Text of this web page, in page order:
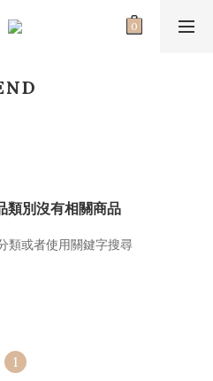
類別沒有相關商品
類或者使用關鍵字搜尋
1